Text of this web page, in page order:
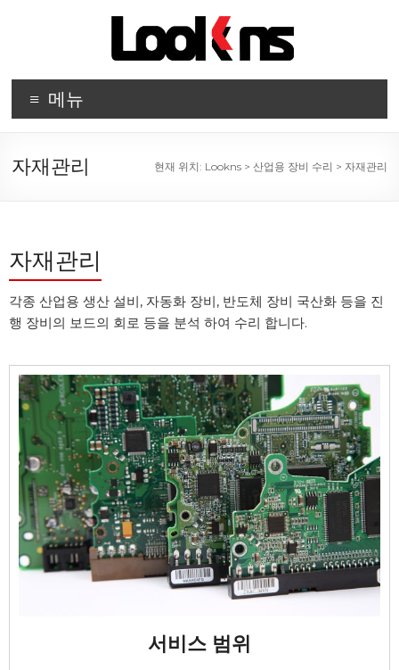
메뉴
자재관리 현재 위치: Lookns> 산업용 장비 수리 > 자재관리
자재관리
각종 산업용 생산 설비, 자동화 장비, 반도체 장비 국산화 등을 진
행 장비의 보드의 회로 등을 분석 하여 수리 합니다.
서비스 범위